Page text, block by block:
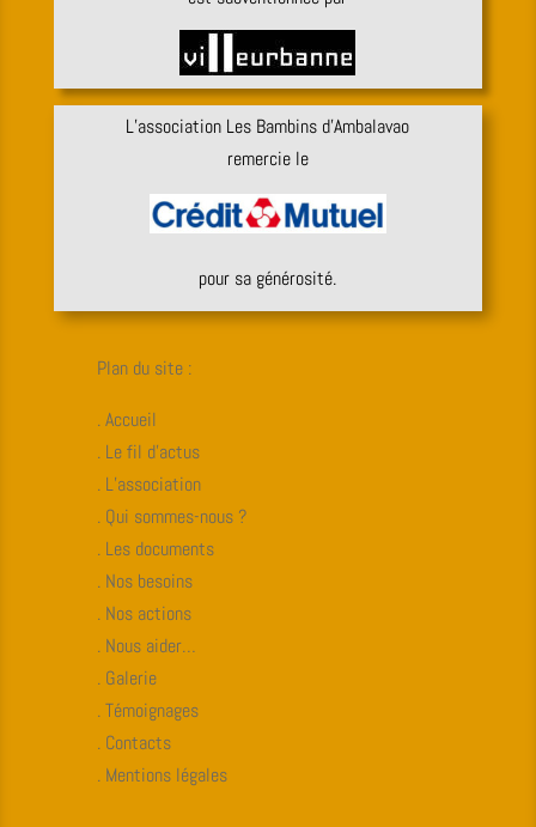
L’association Les Bambins d’Ambalavao
remercie le
pour sa générosité.
Plan du site :
. Accueil
. Le fil d’actus
. L’association
. Qui sommes-nous ?
. Les documents
. Nos besoins
. Nos actions
. Nous aider…
. Galerie
. Témoignages
. Contacts
. Mentions légales